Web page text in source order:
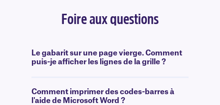
Foire aux questions
Le gabarit sur une page vierge. Comment
puis-je afficher les lignes de la grille ?
Comment imprimer des codes-barres à
l'aide de Microsoft Word ?